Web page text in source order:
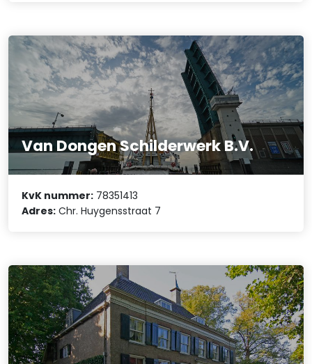
Van Dongen Schilderwerk B.V.
KvK nummer: 78351413
Adres: Chr. Huygensstraat 7